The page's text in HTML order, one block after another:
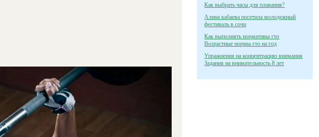
Как выбрать часы для плавания?
Алина кабаева посетила молодежный
фестиваль в сочи
Как выполнять нормативы гто
Возрастные нормы гто на год
Упражнения на концентрацию внимания
Задания на внимательность 8 лет